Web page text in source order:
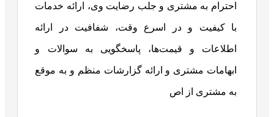
احترام به مشتری و جلب رضایت وی، ارائه خدمات
با کیفیت و در اسرع وقت، شفافیت در ارائه
اطلاعات و قیمت‌ها، پاسخگویی به سوالات و
ابهامات مشتری و ارائه گزارشات منظم و به موقع
به مشتری از اص